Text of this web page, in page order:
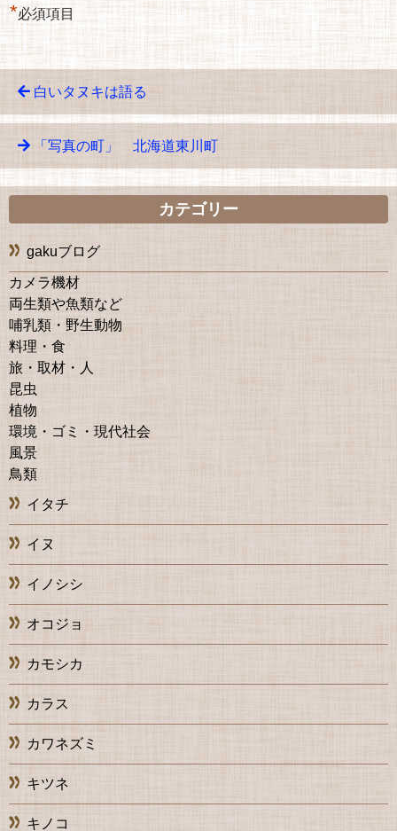
*必須項目
白いタヌキは語る
「写真の町」 北海道東川町
カテゴリー
gakuブログ
カメラ機材
両生類や魚類など
哺乳類・野生動物
料理・食
旅・取材・人
昆虫
植物
環境・ゴミ・現代社会
風景
鳥類
イタチ
イヌ
イノシシ
オコジョ
カモシカ
カラス
カワネズミ
キツネ
キノコ